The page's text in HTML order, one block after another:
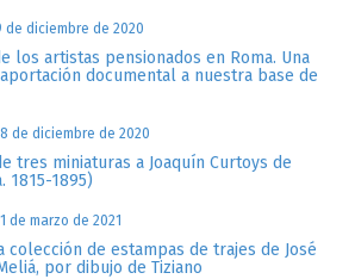
de diciembre de 2020
los artistas pensionados en Roma. Una
documental a nuestra base de
de diciembre de 2020
tres miniaturas a Joaquín Curtoys de
1815-1895)
de marzo de 2021
colección de estampas de trajes de José
por dibujo de Tiziano